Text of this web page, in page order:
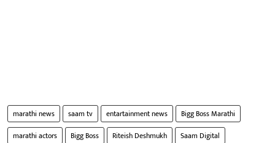
marathi news saam tv entartainment news
Bigg Boss Marathi
marathi actors
Bigg Boss Riteish Deshmukh
Saam Digital